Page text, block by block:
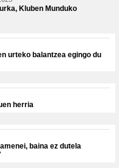
Kluben Munduko
urteko balantzea egingo du
herria
baina ez dutela